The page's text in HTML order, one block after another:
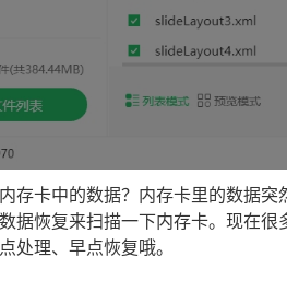
存卡中的数据？内存卡里的数据
据恢复来扫描一下内存卡。现在
处理、早点恢复哦。